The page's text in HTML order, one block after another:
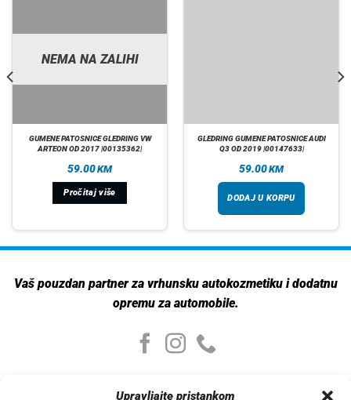
Upravljajte pristankom
NEMA NA ZALIHI
GUMENE PATOSNICE GLEDRING VW
ARTEON OD 2017 |00135362|
59.00KM
Pročitaj više
GLEDRING GUMENE PATOSNICE AUDI
Q3 OD 2019 |00147633|
59.00KM
DODAJ U KORPU
Vaš pouzdan partner za vrhunsku autokozmetiku i dodatnu
opremu za automobile.
Moj nalog